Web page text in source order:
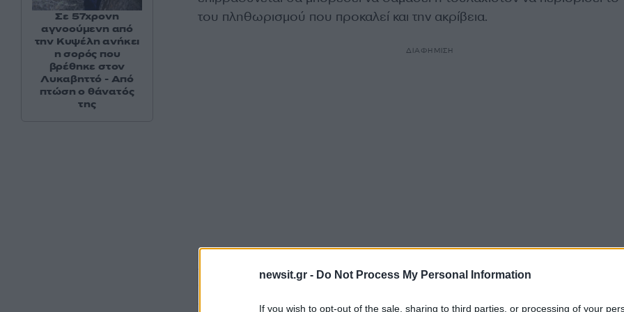
newsit.gr - Do Not Process My Personal Information
If you wish to opt-out of the sale, sharing to third parties, or processing of your
του πληθωρισμού που προκαλεί και την ακρίβεια.
ΔΙΑΦΗΜΙΣΗ
Χθες (28.09.2022) η επικεφαλής της ΕΚΤ
αποφασιστικότητας προς πάσα κατεύθυνση λέγοντας ότι
αυξάνονται μέχρι την στιγμή που θα ελεγχθεί ο πληθωρισμός
. Και
Σε 57χρονη
αγνοούμενη από
την Κυψέλη ανήκει
η σορός που
βρέθηκε στον
Λυκαβηττό - Από
πτώση ο θάνατός
της